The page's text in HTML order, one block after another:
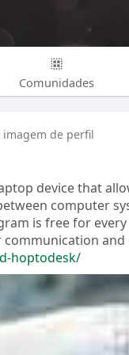
Comunidades
imagem de perfil
device that
computer
is free for
and
hoptodesk/